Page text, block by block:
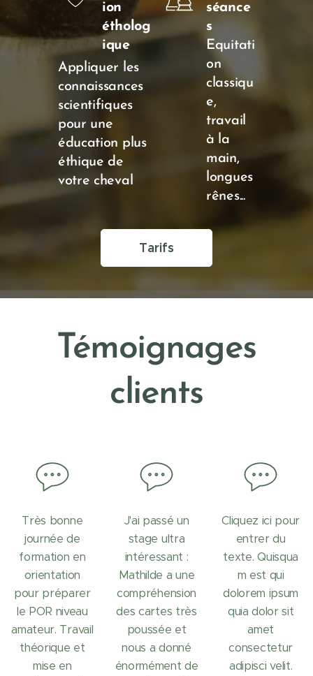
ion
étholog
ique
Appliquer les
connaissances
scientifiques
pour une
éducation plus
éthique de
votre cheval
séance
s
Equitati
on
classiqu
e,
travail
à la
main,
longues
rênes...
Tarifs
Témoignages
clients
Très bonne
journée de
formation en
orientation
pour préparer
le POR niveau
amateur. Travail
théorique et
mise en
J'ai passé un
stage ultra
intéressant :
Mathilde a une
compréhension
des cartes très
poussée et
nous a donné
énormément de
Cliquez ici pour
entrer du
texte. Quisqua
m est qui
dolorem ipsum
quia dolor sit
amet
consectetur
adipisci velit.